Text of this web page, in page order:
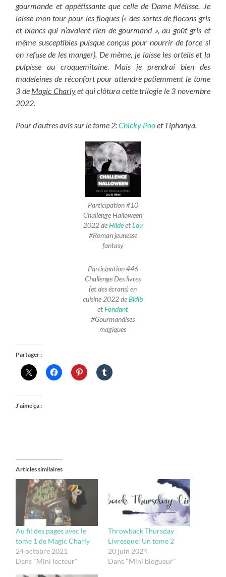
gourmande et appétissante que celle de Dame Mélisse. Je
laisse mon tour pour les floques (« des sortes de flocons gris
et blancs qui n’avaient rien de gourmand », au goût gris et
même susceptibles puisque conçus pour nourrir de force si
on refuse de les manger). De même, je laisse les orteils et la
pulpisse au croquemitaine. Mais je prendrai bien des
madeleines de réconfort pour attendre patiemment le tome
3 de Magic Charlyet qui clôtura cette trilogie le 3 novembre
2022.
Pour d’autres avis sur le tome 2:Chicky Pooet Tiphanya.
Participation #10
Challenge Halloween
2022 deHildeetLou
#Roman jeunesse
fantasy
Participation #46
Challenge Des livres
(et des écrans) en
cuisine 2022 deBidib
etFondant
#Gourmandises
magiques
Partager :
J’aime ça :
Articles similaires
Au fil des pages avec le
tome 1 de Magic Charly
24 octobre 2021
Dans "Mini lecteur"
Throwback Thursday
Livresque: Un tome 2
20 juin 2024
Dans "Mini blogueur"